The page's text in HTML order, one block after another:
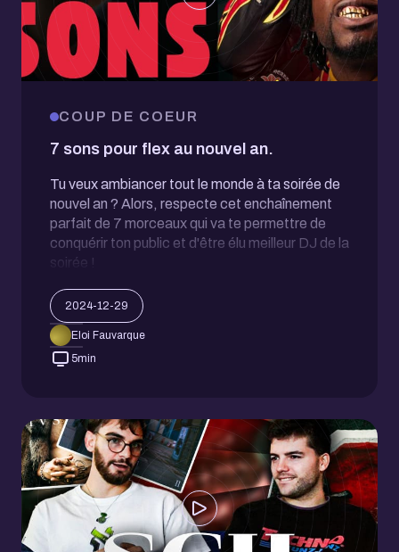
COUP DE COEUR
7 sons pour flex au nouvel an.
Tu veux ambiancer tout le monde à ta soirée de
nouvel an ? Alors, respecte cet enchaînement
parfait de 7 morceaux qui va te permettre de
conquérir ton public et d'être élu meilleur DJ de la
soirée !
2024-12-29
Eloi Fauvarque
5min